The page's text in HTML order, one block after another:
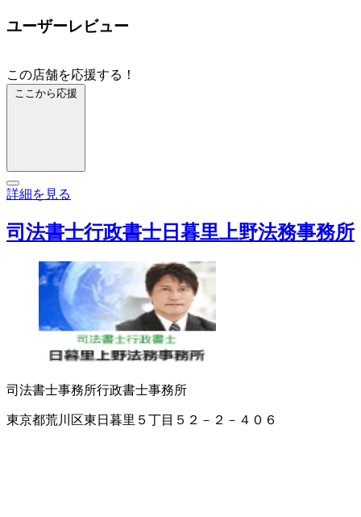
ユーザーレビュー
この店舗を応援する！
ここから応援
詳細を見る
司法書士行政書士日暮里上野法務事務所
司法書士事務所行政書士事務所
東京都荒川区東日暮里５丁目５２－２－４０６